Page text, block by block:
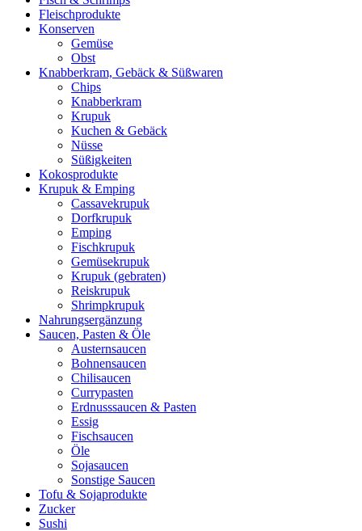
Fleischprodukte
Konserven
Gemüse
Obst
Knabberkram, Gebäck & Süßwaren
Chips
Knabberkram
Krupuk
Kuchen & Gebäck
Nüsse
Süßigkeiten
Kokosprodukte
Krupuk & Emping
Cassavekrupuk
Dorfkrupuk
Emping
Fischkrupuk
Gemüsekrupuk
Krupuk (gebraten)
Reiskrupuk
Shrimpkrupuk
Nahrungsergänzung
Saucen, Pasten & Öle
Austernsaucen
Bohnensaucen
Chilisaucen
Currypasten
Erdnusssaucen & Pasten
Essig
Fischsaucen
Öle
Sojasaucen
Sonstige Saucen
Tofu & Sojaprodukte
Zucker
Sushi